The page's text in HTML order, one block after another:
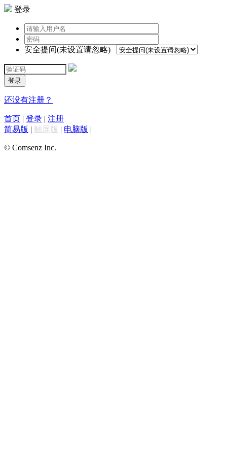
登录
安全提问(未设置请忽略)
登录
还没有注册？
首页 | 登录 | 注册
简易版 | 触屏版 | 电脑版 |
© Comsenz Inc.